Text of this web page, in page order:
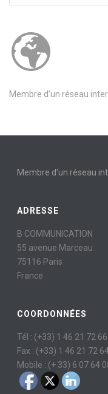
Membre d’un réseau
Membre d’un réseau
ADRESSE
B COMMUNICATION
55 avenue Marceau
75116 Paris
France
COORDONNÉES
Tél : (+33) 1 46 21 72 66
Fax : (+33) 1 46 21 72
Mobile : (+ 33) 6 07 64